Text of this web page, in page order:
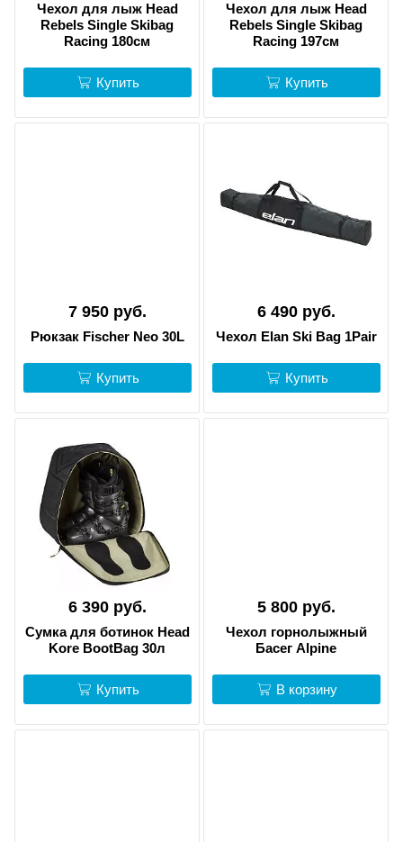
Чехол для лыж Head
Rebels Single Skibag
Racing 180см
Купить
Чехол для лыж Head
Rebels Single Skibag
Racing 197см
Купить
7 950 руб.
Рюкзак Fischer Neo 30L
Купить
6 490 руб.
Чехол Elan Ski Bag 1Pair
Купить
6 390 руб.
Сумка для ботинок Head
Kore BootBag 30л
Купить
5 800 руб.
Чехол горнолыжный
Басег Alpine
В корзину